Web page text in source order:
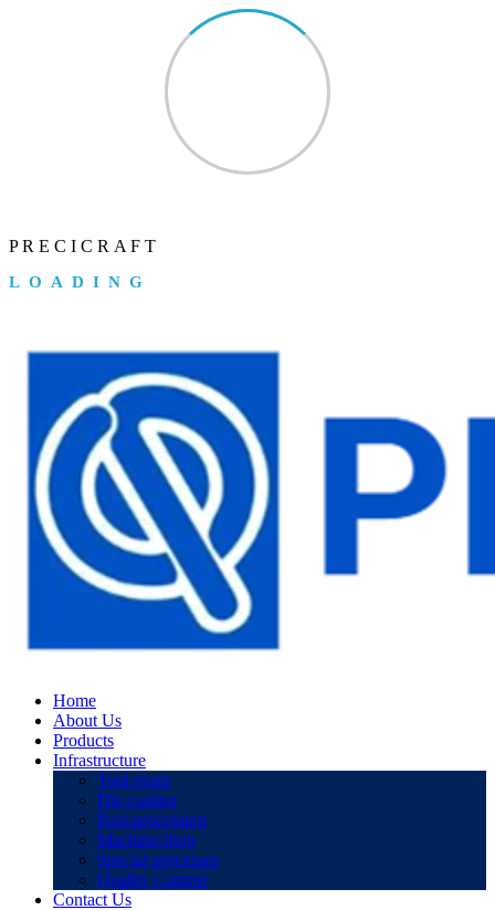
PR E C I C R A F T
LOADING
Home
About Us
Products
Infrastructure
Tool room
Die-casting
Post-processing
Machine shop
Special processes
Quality Control
Contact Us